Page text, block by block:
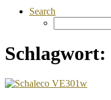
Search
nach:
Schlagwort: